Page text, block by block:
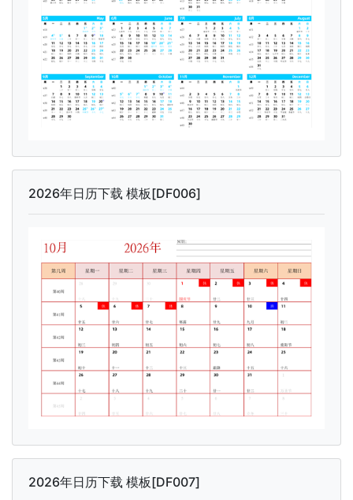
2026年日历下载 模板[DF006]
2026年日历下载 模板[DF007]